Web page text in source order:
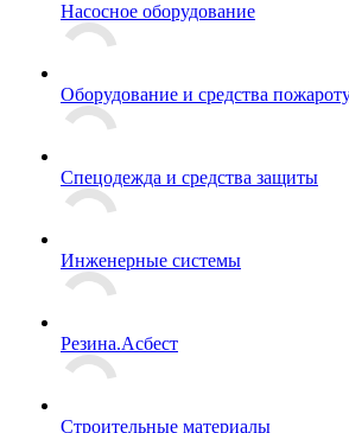
Насосное оборудование
Оборудование и средства
Спецодежда и средства защиты
Инженерные системы
Резина.Асбест
Строительные материалы